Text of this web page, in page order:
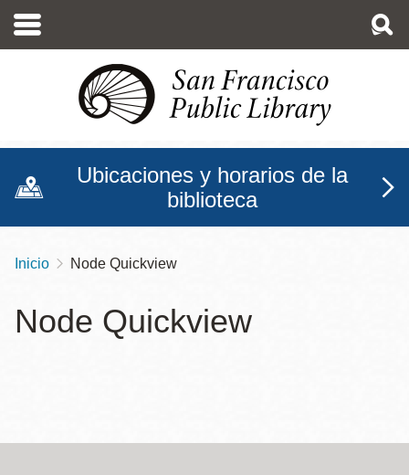
contenido
Ubicaciones y horarios de la
biblioteca
Sobrescribir
de
navegación
Inicio Node Quickview
Node Quickview